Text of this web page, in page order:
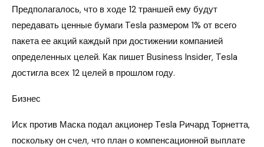
Предполагалось, что в ходе 12 траншей ему будут
передавать ценные бумаги Tesla размером 1% от всего
пакета ее акций каждый при достижении компанией
определенных целей. Как пишет Business Insider, Tesla
достигла всех 12 целей в прошлом году.
Бизнес
Иск против Маска подал акционер Tesla Ричард Торнетта,
поскольку он счел, что план о компенсационной выплате